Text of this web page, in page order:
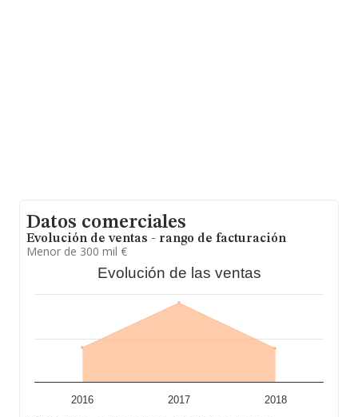
Datos comerciales
Evolución de ventas - rango de facturación
Menor de 300 mil €
Evolución de las ventas
2016 2017 2018